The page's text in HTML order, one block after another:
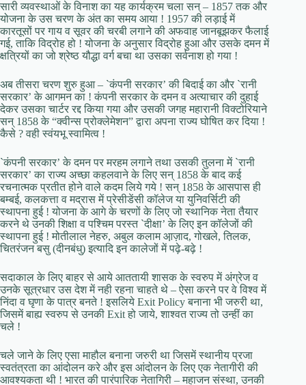
सारी व्यवस्थाओं के विनाश का यह कार्यक्रम चला सन् – 1857 तक और
योजना के उस चरण के अंत का समय आया ! 1957 की लड़ाई में
कारतूसों पर गाय व सूवर की चरबी लगाने की अफवाह जानबूझकर फैलाई
गई, ताकि विद्रोह हो ! योजना के अनुसार विद्रोह हुआ और उसके दमन में
क्षत्रियों का जो श्रेष्ठ यौद्धा वर्ग बचा था उसका सर्वनाश हो गया !
अब तीसरा चरण शुरु हुआ – `कंपनी सरकार’ की बिदाई का और `रानी
सरकार’ के आगमन का ! कंपनी सरकार के दमन व अत्याचार की दुहाई
देकर उसका चार्टर रद्द किया गया और उसकी जगह महारानी विक्टोरियाने
सन् 1858 के “क्वीन्स प्रोक्लेमेशन” द्वारा अपना राज्य घोषित कर दिया !
कैसे ? वही स्वंयभू स्वामित्व !
`कंपनी सरकार’ के दमन पर मरहम लगाने तथा उसकी तुलना में `रानी
सरकार’ का राज्य अच्छा कहलवाने के लिए सन् 1858 के बाद कई
रचनात्मक प्रतीत होने वाले कदम लिये गये ! सन् 1858 के आसपास ही
बम्बई, कलकत्ता व मद्रास में प्रेसीडेंसी कॉलेज या युनिवर्सिटी की
स्थापना हुई ! योजना के आगे के चरणों के लिए जो स्थानिक नेता तैयार
करने थे उनकी शिक्षा व पश्चिम परस्त `दीक्षा’ के लिए इन कॉलेजों की
स्थापना हुई ! मोतीलाल नेहरु, अबुल कलाम आ़ज़ाद, गोखले, तिलक,
चितरंजन बसु (दीनबंधु) इत्यादि इन कालेजों में पढ़े-बढ़े !
सदाकाल के लिए बाहर से आये आततायी शासक के स्वरुप में अंग्रेज व
उनके सूत्रधार उस देश में नही रहना चाहते थे – ऐसा करने पर वे विश्व में
निंदा व घृणा के पात्र बनते ! इसलिये Exit Policy बनाना भी जरुरी था,
जिसमें बाह्य स्वरुप से उनकी Exit हो जाये, शाश्वत राज्य तो उन्हीं का
चले !
चले जाने के लिए एसा माहौल बनाना जरुरी था जिसमें स्थानीय प्रजा
स्वतंत्रता का आंदोलन करे और इस आंदोलन के लिए एक नेतागीरी की
आवश्यकता थी ! भारत की पारंपारिक नेतागिरी – महाजन संस्था, उनकी